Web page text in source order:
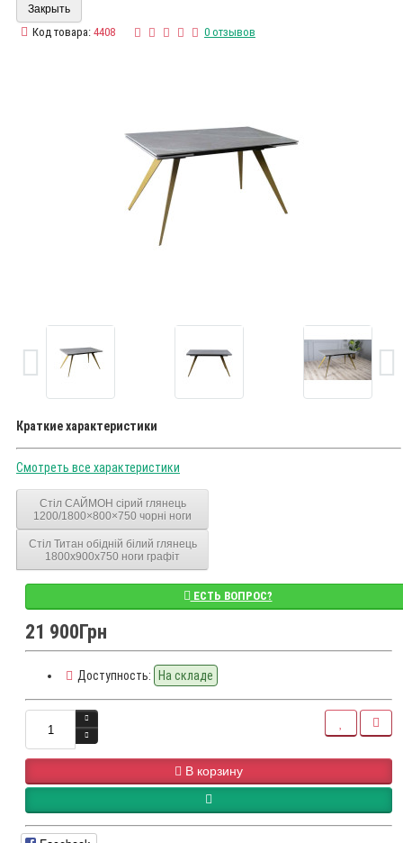
Закрыть
Код товара: 4408 0 отзывов
Краткие характеристики
Смотреть все характеристики
Стіл САЙМОН сірий глянець
1200/1800×800×750 чорні ноги
Стіл Титан обідній білий глянець
1800x900x750 ноги графіт
ЕСТЬ ВОПРОС?
21 900Грн
Доступность: На складе
В корзину